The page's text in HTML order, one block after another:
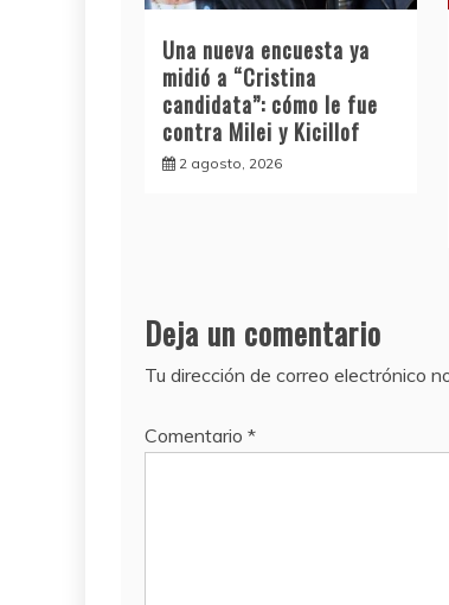
Una nueva encuesta ya
midió a “Cristina
candidata”: cómo le fue
contra Milei y Kicillof
2 agosto, 2026
Deja un comentario
Tu dirección de correo electrónico
Comentario *